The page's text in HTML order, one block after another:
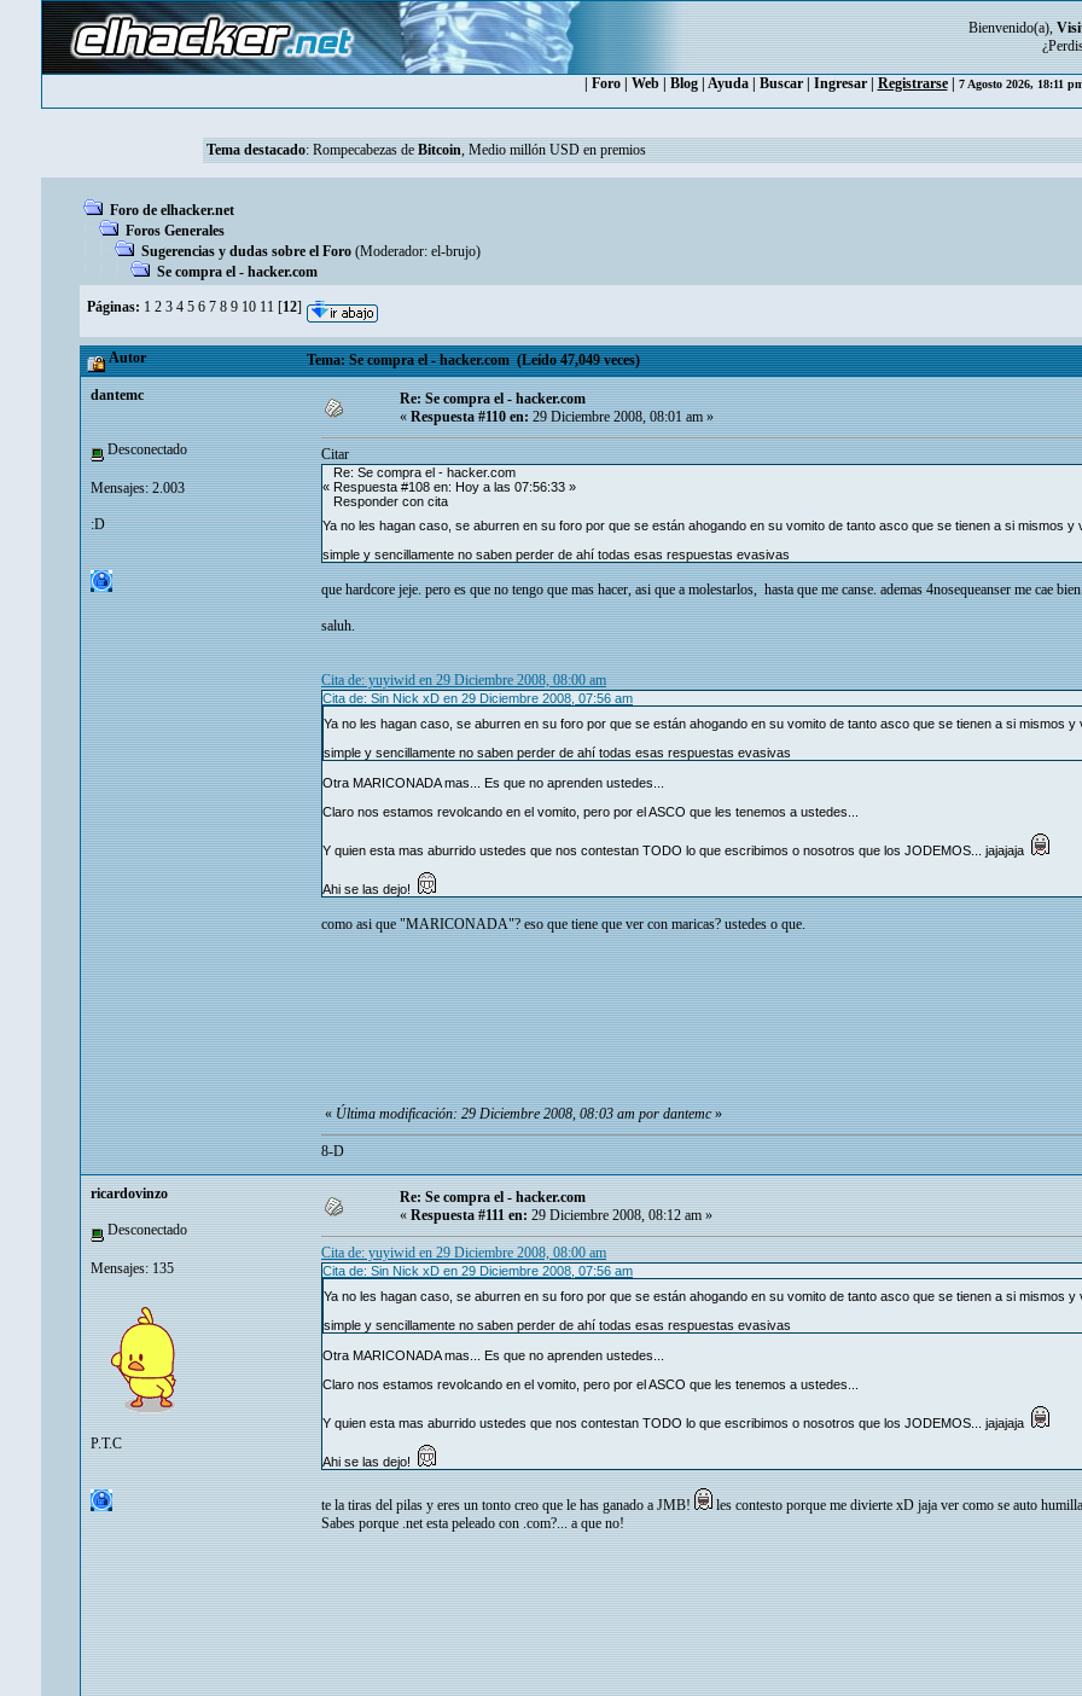
Bienvenido(a),
Foro| Web| Blog| Ayuda| Buscar| Ingresar| Registrarse| 7 Agosto 2026, 18:11
Tema destacado: Rompecabezas de Bitcoin, Medio millón USD en premios
Foro de elhacker.net
Foros Generales
Sugerencias y dudas sobre el Foro (Moderador: el-brujo)
Se compra el - hacker.com
Páginas: 1 2 3 4 5 6 7 8 9 10 11 [12]
Autor Tema: Se compra el - hacker.com (Leído 47,049 veces)
dantemc
Desconectado
Mensajes: 2.003
:D
Re: Se compra el - hacker.com
«Respuesta #110 en:29 Diciembre 2008, 08:01 am »
Citar
Re: Se compra el - hacker.com
« Respuesta #108 en: Hoy a las 07:56:33 »
Responder con cita
Ya no les hagan caso, se aburren en su foro por que se están ahogando en su vomito de tanto asco que se tienen a si mismos y
simple y sencillamente no saben perder de ahí todas esas respuestas evasivas
que hardcore jeje. pero es que no tengo que mas hacer, asi que a molestarlos, hasta que me canse. ademas 4nosequeanser me cae
saluh.
Cita de: yuyiwid en 29 Diciembre 2008, 08:00 am
Cita de: Sin Nick xD en 29 Diciembre 2008, 07:56 am
Ya no les hagan caso, se aburren en su foro por que se están ahogando en su vomito de tanto asco que se tienen a si mismos y
simple y sencillamente no saben perder de ahí todas esas respuestas evasivas
Otra MARICONADA mas... Es que no aprenden ustedes...
Claro nos estamos revolcando en el vomito, pero por el ASCO que les tenemos a ustedes...
Y quien esta mas aburrido ustedes que nos contestan TODO lo que escribimos o nosotros que los JODEMOS... jajajaja
Ahi se las dejo!
como asi que "MARICONADA"? eso que tiene que ver con maricas? ustedes o que.
«Última modificación: 29 Diciembre 2008, 08:03 am por dantemc»
8-D
ricardovinzo
Desconectado
Mensajes: 135
P.T.C
Re: Se compra el - hacker.com
« Respuesta #111 en: 29 Diciembre 2008, 08:12 am »
Cita de: yuyiwid en 29 Diciembre 2008, 08:00 am
Cita de: Sin Nick xD en 29 Diciembre 2008, 07:56 am
Ya no les hagan caso, se aburren en su foro por que se están ahogando en su vomito de tanto asco que se tienen a si mismos y
simple y sencillamente no saben perder de ahí todas esas respuestas evasivas
Otra MARICONADA mas... Es que no aprenden ustedes...
Claro nos estamos revolcando en el vomito, pero por el ASCO que les tenemos a ustedes...
Y quien esta mas aburrido ustedes que nos contestan TODO lo que escribimos o nosotros que los JODEMOS... jajajaja
Ahi se las dejo!
te la tiras del pilas y eres un tonto creo que le has ganado a JMB!
les contesto porque me divierte xD jaja ver como se auto
Sabes porque .net esta peleado con .com?... a que no!